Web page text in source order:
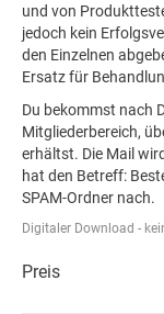
und von
jedoch kein
den Einzelnen
Ersatz für
Du bekommst nach
Mitgliederbereich,
erhältst. Die Mail
hat den Betreff:
SPAM-Ordner nach.
Digitaler Download -
Preis